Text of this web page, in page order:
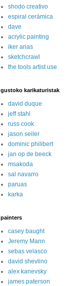
shodo creativo
espiral cerámica
dave
acrylic painting
iker arias
sketchcrawl
the tools artist use
gustoko karikaturistak
david duque
jeff stahl
russ cook
jason seiler
dominic philibert
jan op de beeck
msakoda
sal navarro
paruas
karka
painters
casey baught
Jeremy Mann
sebas velasco
david shevlino
alex kanevsky
james paterson